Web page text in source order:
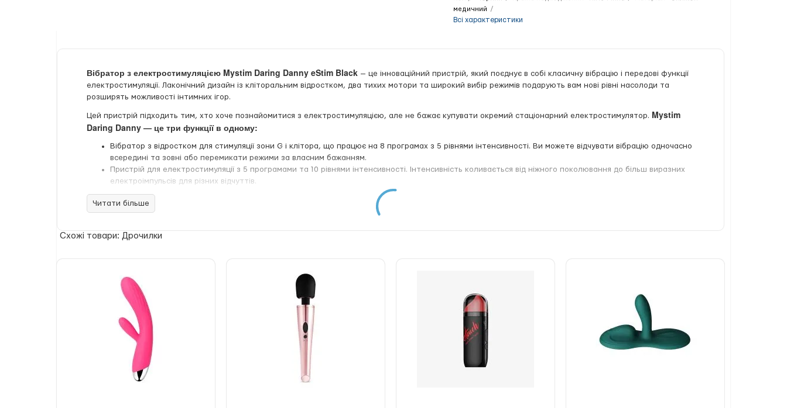
медичний
Всі характеристики
Вібратор з електростимуляцією Mystim Daring Danny eStim Black — це інноваційний пристрій, який поєднує в собі класичну вібрацію і передові функції
електростимуляції. Лаконічний дизайн із кліторальним відростком, два тихих мотори та широкий вибір режимів подарують вам нові рівні насолоди та
розширять можливості інтимних ігор.
Цей пристрій підходить тим, хто хоче познайомитися з електростимуляцією, але не бажає купувати окремий стаціонарний електростимулятор. Mystim
Daring Danny — це три функції в одному:
Вібратор з відростком для стимуляції зони G і клітора, що працює на 8 програмах з 5 рівнями інтенсивності. Ви можете відчувати вібрацію одночасно
всередині та зовні або перемикати режими за власним бажанням.
Пристрій для електростимуляції з 5 програмами та 10 рівнями інтенсивності. Інтенсивність коливається від ніжного поколювання до більш виразних
електроімпульсів для різних відчуттів.
Тренажер для м’язів тазового дна — спеціальна програма, яка поєднує вібрацію та електростимуляцію для зміцнення вагінальних м’язів. Регулярні
тренування покращують жіноче здоров’я і підвищують якість інтимного життя.
кнопки на рукоятці дозволяють швидко перемикати режими та регулювати інтенсивність.
Важливо знати: даний електростимулятор не призначений для використання у воді. Можна очищати його водою з миючими засобами для секс-іграшок,
але не використовувати в душі чи ванні.
Характеристики:
Загальна довжина: 270 мм
Вводима довжина: 110 мм
Діаметр: мінімальний 35 мм, максимальний 43 мм
Матеріал: медичний платиновий силікон
Вібрація: 8 програм з 5 рівнями інтенсивності
Читати більше
Схожі товари: Дрочилки